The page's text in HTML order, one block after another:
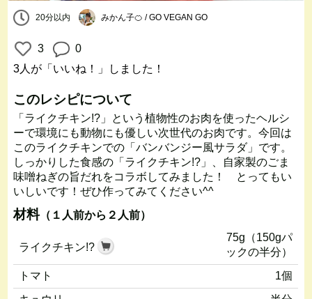
20分以内 みかん子🍊 / GO VEGAN GO
3
0
3人 が「いいね！」しました！
このレシピについて
「ライクチキン!?」という植物性のお肉を使ったヘルシ
ーで環境にも動物にも優しい次世代のお肉です。今回は
このライクチキンでの「バンバンジー風サラダ」です。
しっかりした食感の「ライクチキン!?」、自家製のごま
味噌ねぎの旨だれをコラボしてみました！ とってもい
いしいです！ぜひ作ってみてください^^
材料（１人前から２人前）
ライクチキン!?
75g（150gパ
ックの半分）
トマト
1個